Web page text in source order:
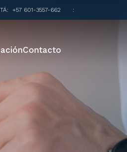
+57 601-3557-662 :
Contacto